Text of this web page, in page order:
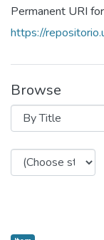
Permanent URI
https://
Browse
Browsing